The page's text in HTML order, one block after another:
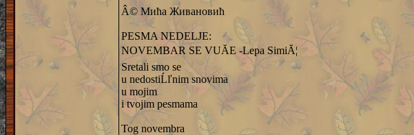
Â© Мића Живановић
PESMA NEDELJE:
NOVEMBAR SE VUĂE -Lepa SimiĂ¦
Sretali smo se
u nedostiĹľnim snovima
u mojim
i tvojim pesmama
Tog novembra